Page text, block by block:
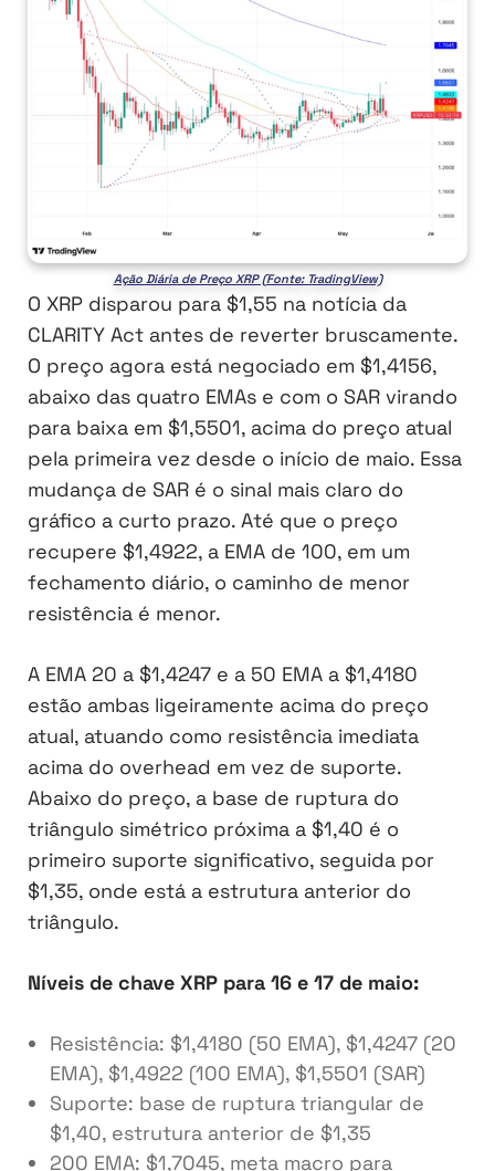
Ação Diária de Preço XRP (Fonte: TradingView)
O XRP disparou para $1,55 na notícia da
CLARITY Act antes de reverter bruscamente.
O preço agora está negociado em $1,4156,
abaixo das quatro EMAs e com o SAR virando
para baixa em $1,5501, acima do preço atual
pela primeira vez desde o início de maio. Essa
mudança de SAR é o sinal mais claro do
gráfico a curto prazo. Até que o preço
recupere $1,4922, a EMA de 100, em um
fechamento diário, o caminho de menor
resistência é menor.
A EMA 20 a $1,4247 e a 50 EMA a $1,4180
estão ambas ligeiramente acima do preço
atual, atuando como resistência imediata
acima do overhead em vez de suporte.
Abaixo do preço, a base de ruptura do
triângulo simétrico próxima a $1,40 é o
primeiro suporte significativo, seguida por
$1,35, onde está a estrutura anterior do
triângulo.
Níveis de chave XRP para 16 e 17 de maio:
Resistência: $1,4180 (50 EMA), $1,4247 (20
EMA), $1,4922 (100 EMA), $1,5501 (SAR)
Suporte: base de ruptura triangular de
$1,40, estrutura anterior de $1,35
200 EMA: $1,7045, meta macro para